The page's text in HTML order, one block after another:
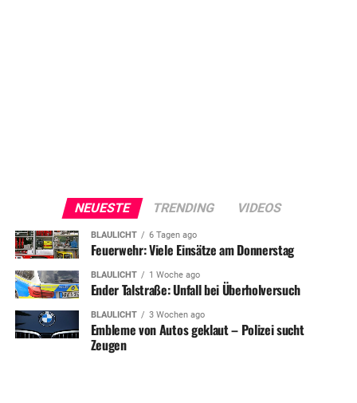
NEUESTE TRENDING VIDEOS
BLAULICHT 6 Tagen ago
Feuerwehr: Viele Einsätze am Donnerstag
BLAULICHT 1 Woche ago
Ender Talstraße: Unfall bei Überholversuch
BLAULICHT 3 Wochen ago
Embleme von Autos geklaut – Polizei sucht
Zeugen